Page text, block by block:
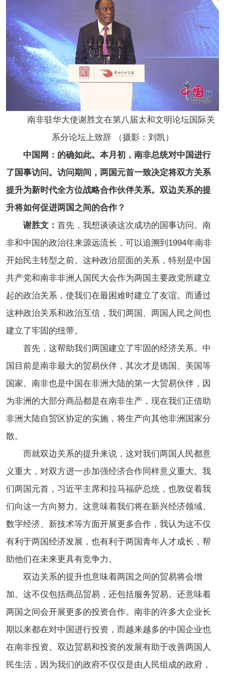
南非驻华大使谢胜文在第八届太和文明论坛国际关
系分论坛上致辞 （摄影：刘凯）
中国网：的确如此。本月初，南非总统对中国进行
了国事访问。访问期间，两国元首一致决定将双方关系
提升为新时代全方位战略合作伙伴关系。双边关系的提
升将如何促进两国之间的合作？
谢胜文： 首先，我想谈谈这次成功的国事访问。南
非和中国的政治往来源远流长，可以追溯到1994年南非
开始民主转型之前。这种政治层面的关系，特别是中国
共产党和南非非洲人国民大会作为两国主要政党所建立
起的政治关系，使我们在最困难时建立了友谊。而通过
这种政治关系和政治互信，我们两国、两国人民之间也
建立了牢固的纽带。
首先，这帮助我们两国建立了牢固的经济关系。中
国目前是南非最大的贸易伙伴，其次才是德国、美国等
国家。南非也是中国在非洲大陆的第一大贸易伙伴，因
为非洲的大部分商品都是在南非生产，现在我们正借助
非洲大陆自贸区协定的实施，将生产向其他非洲国家分
散。
而就双边关系的提升来说，这对我们两国人民都意
义重大，对双方进一步加强经济合作同样意义重大。我
们两国元首，习近平主席和拉马福萨总统，也敦促着我
们向这一方向努力。这意味着我们将在新兴经济领域、
数字经济、新技术等方面开展更多合作，我认为这不仅
有利于两国经济发展，也有利于两国青年人才成长，帮
助他们在未来更具有竞争力。
双边关系的提升也意味着两国之间的贸易将会增
加。这不仅包括商品贸易，还包括服务贸易。还意味着
两国之间会开展更多的投资合作。南非的许多大企业长
期以来都在对中国进行投资，而越来越多的中国企业也
在南非投资。双边贸易和投资的发展有助于改善两国人
民生活，因为我们的政府不仅仅是由人民组成的政府，